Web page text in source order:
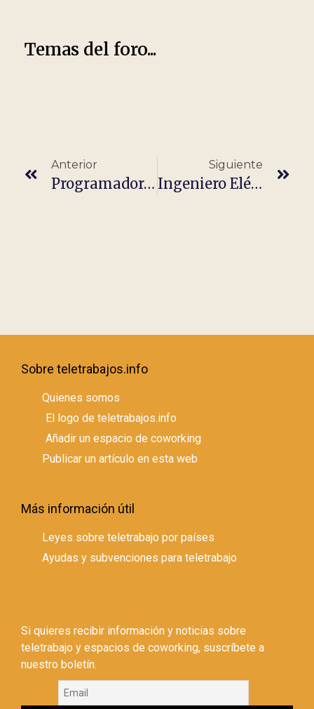
Temas del foro...
Anterior
Programador/a Fullstack Python Y Angular (100% Teletrabajo)
Siguiente
Ingeniero Eléctrico Y Programador Software
Sobre teletrabajos.info
Quienes somos
El logo de teletrabajos.info
Añadir un espacio de coworking
Publicar un artículo en esta web
Más información útil
Leyes sobre teletrabajo por países
Ayudas y subvenciones para teletrabajo
Si quieres recibir información y noticias sobre
teletrabajo y espacios de coworking, suscríbete a
nuestro boletín.